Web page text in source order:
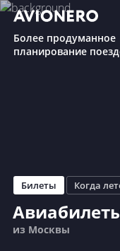
Более продуманное
планирование
Билеты Когда
из Москвы